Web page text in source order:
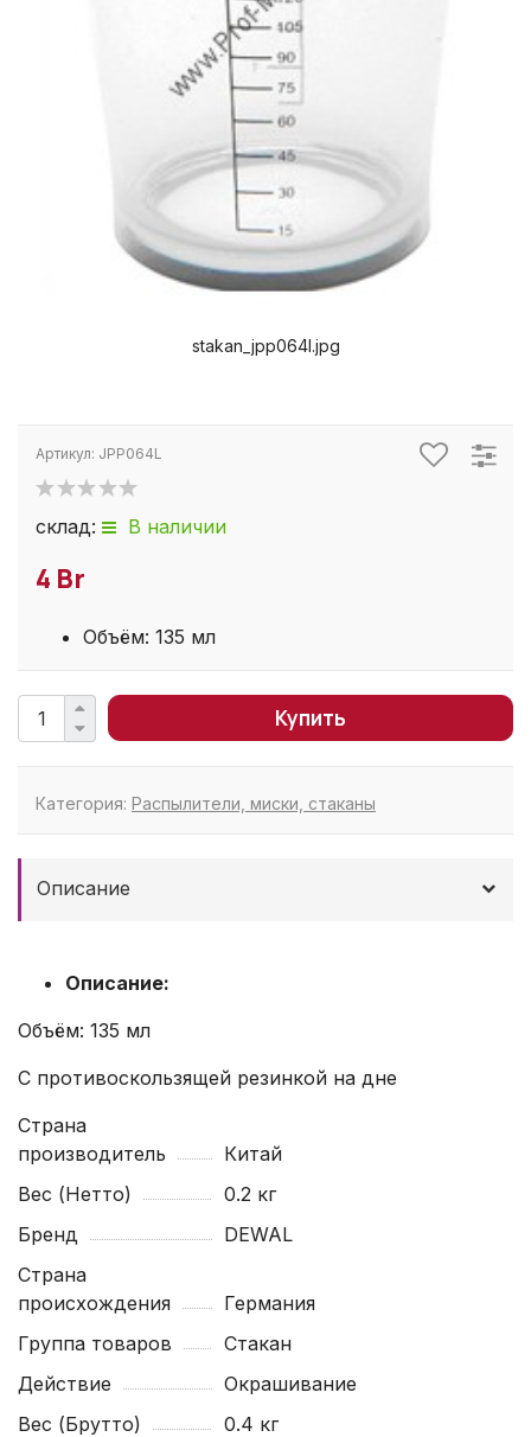
stakan_jpp064l.jpg
Артикул: JPP064L
склад: В наличии
4 Br
Объём: 135 мл
Купить
Категория: Распылители, миски, стаканы
Описание
Описание:
Объём: 135 мл
С противоскользящей резинкой на дне
Страна
производитель
Китай
Вес (Нетто)
0.2 кг
Бренд
DEWAL
Страна
происхождения
Германия
Группа товаров
Стакан
Действие
Окрашивание
Вес (Брутто)
0.4 кг